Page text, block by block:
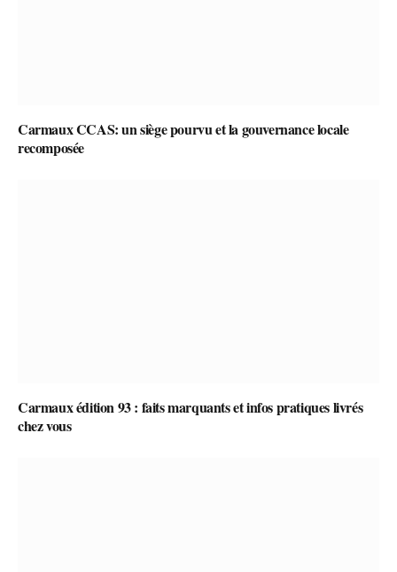
Carmaux CCAS: un siège pourvu et la gouvernance locale
recomposée
Carmaux édition 93 : faits marquants et infos pratiques livrés
chez vous